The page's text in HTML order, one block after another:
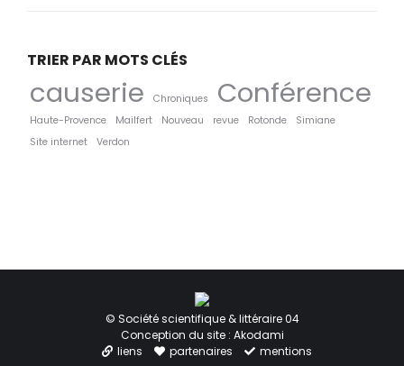
TRIER PAR MOTS CLÉS
causerie Chroniques Conférence
Haute-Provence Mailfert Nouveau revue Rotonde
Simiane
Site internet
Verdon
© Société scientifique & littéraire 04
Conception du site : Akodami
liens
partenaires mentions